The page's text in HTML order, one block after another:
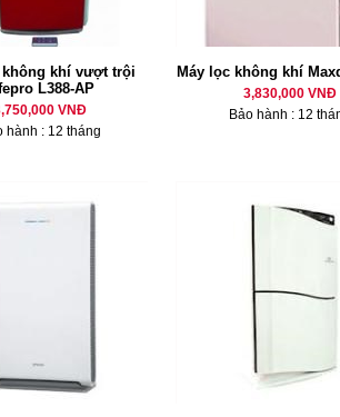
không khí vượt trội
L388-AP
VNĐ
hành : 12 tháng
Máy lọc không khí
3,830,000 VNĐ
Bảo hành : 12